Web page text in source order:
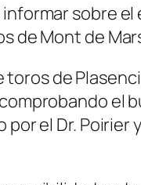
sobre el
de Mont de
toros de
el
el Dr. Poirier